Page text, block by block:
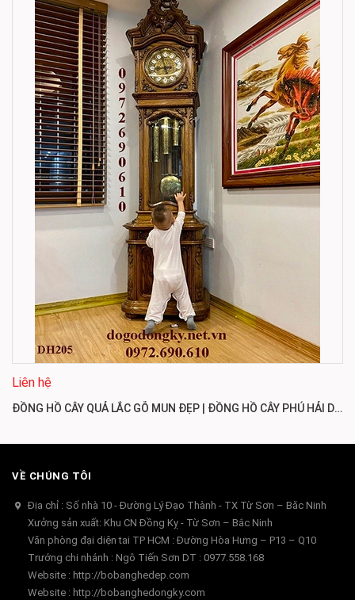
Liên hệ
ĐỒNG HỒ CÂY QUẢ LẮC GỖ MUN ĐẸP | ĐỒNG HỒ CÂY PHÚ HẢI DH205
VỀ CHÚNG TÔI
Địa chỉ : Số nhà 10 - Đường Lý Đạo Thành - TX Từ Sơn – Băc Ninh
Xưởng sản xuất: Khu CN Đồng Kỵ - Từ Sơn – Bắc Ninh
Văn phòng đại diện tai TP HCM : Đường Hòa Hưng – P13 – Q10
Trướng chi nhánh : Ngô Tiến Sơn DT : 0977.558.168
Website : http://bobanghedep.com
Website : http://bobanghedongky.com